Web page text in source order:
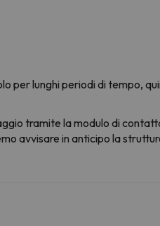
per lunghi periodi di tempo,
tramite la modulo di
avvisare in anticipo la